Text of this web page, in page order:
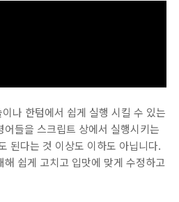
나 한텀에서 쉽게 실행 시킬 수 있는
들을 스크립트 상에서 실행시키는
된다는 것 이상도 이하도 아닙니다.
쉽게 고치고 입맛에 맞게 수정하고